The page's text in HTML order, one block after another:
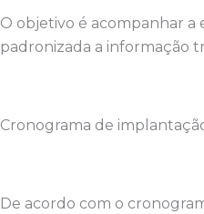
O objetivo é acompanhar a
padronizada a informação
Cronograma de
De acordo com o